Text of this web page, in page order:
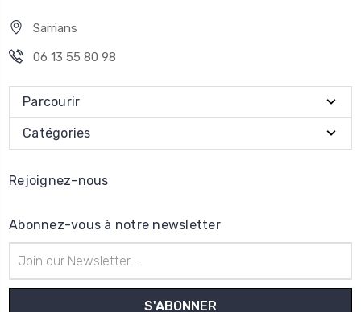
Sarrians
06 13 55 80 98
Parcourir
Catégories
Rejoignez-nous
Abonnez-vous à notre newsletter
e-
mail